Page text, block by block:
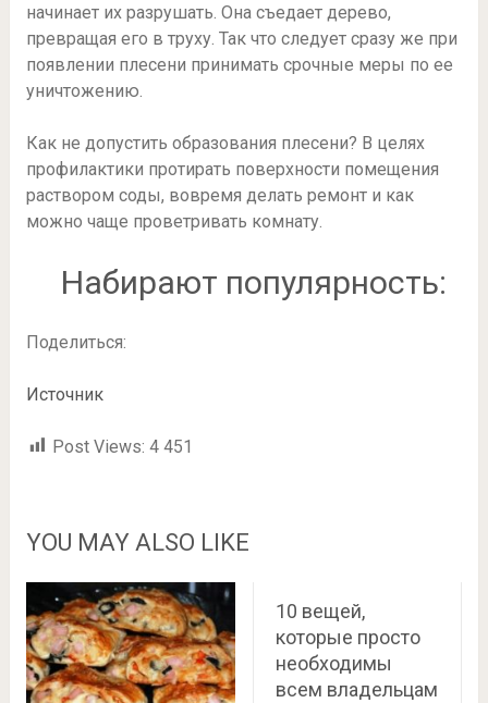
начинает их разрушать. Она съедает дерево,
превращая его в труху. Так что следует сразу же при
появлении плесени принимать срочные меры по ее
уничтожению.
Как не допустить образования плесени? В целях
профилактики протирать поверхности помещения
раствором соды, вовремя делать ремонт и как
можно чаще проветривать комнату.
Набирают популярность:
Поделиться:
Источник
Post Views: 4 451
YOU MAY ALSO LIKE
10 вещей,
которые просто
необходимы
всем владельцам